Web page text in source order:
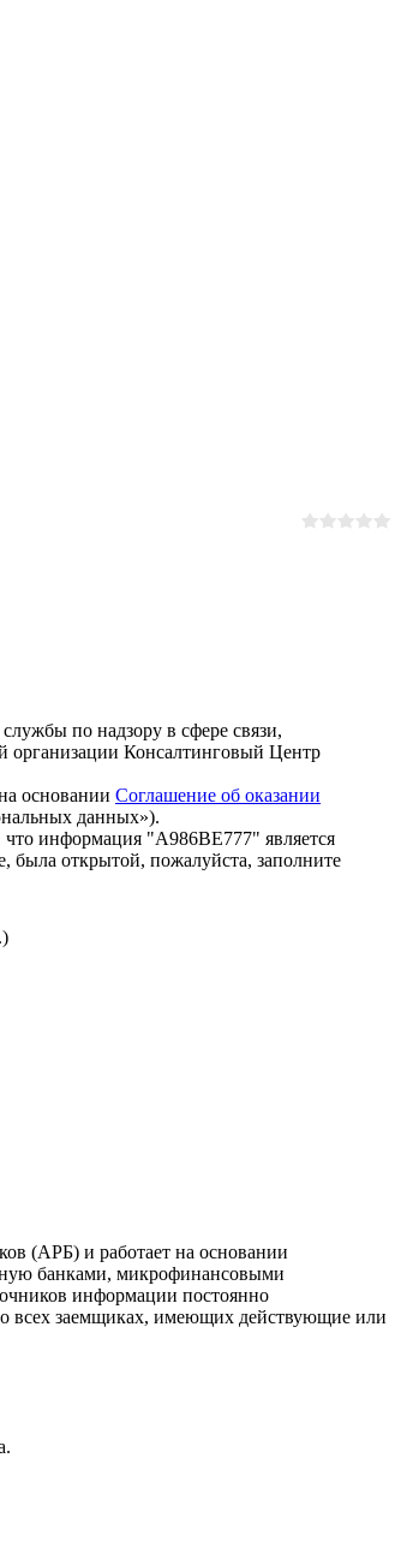
по надзору в сфере связи,
организации Консалтинговый Центр
основании Соглашение об оказании
данных»).
информация "А986ВЕ777" является
была открытой, пожалуйста, заполните
(АРБ) и работает на основании
банками, микрофинансовыми
информации постоянно
всех заемщиках, имеющих действующие или